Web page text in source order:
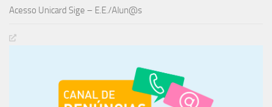
Acesso Unicard Sige – E.E./Alun@s